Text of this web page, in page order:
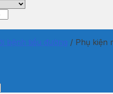
bệnh tiểu đường / Phụ kiện